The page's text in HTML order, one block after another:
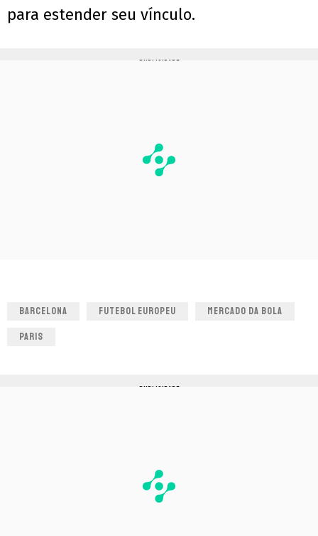
para estender seu vínculo.
PUBLICIDADE
BARCELONA FUTEBOL EUROPEU MERCADO DA BOLA
PARIS
PUBLICIDADE